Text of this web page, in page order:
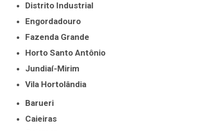
Distrito Industrial
Engordadouro
Fazenda Grande
Horto Santo Antônio
Jundiaí-Mirim
Vila Hortolândia
Barueri
Caieiras